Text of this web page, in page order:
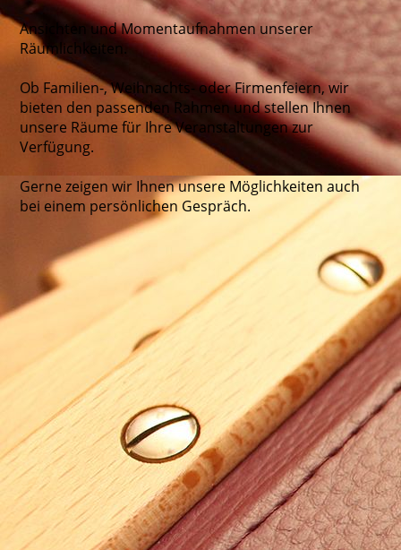
Ansichten und Momentaufnahmen unserer
Räumlichkeiten.
Ob Familien-, Weihnachts- oder Firmenfeiern, wir
bieten den passenden Rahmen und stellen Ihnen
unsere Räume für Ihre Veranstaltungen zur
Verfügung.
Gerne zeigen wir Ihnen unsere Möglichkeiten auch
bei einem persönlichen Gespräch.